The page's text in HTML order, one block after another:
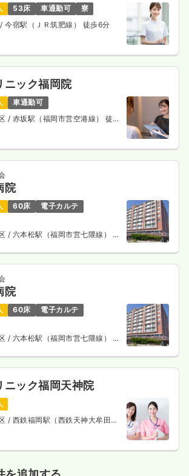
53床 車通勤可
寮
/ 今宿駅（ＪＲ筑肥線） 徒歩6分
ニック福岡院
車通勤可
/ 赤坂駅（福岡市営空港線） 徒歩
院
60床
電子カルテ
/ 六本松駅（福岡市営七隈線） 徒
院
60床
電子カルテ
/ 六本松駅（福岡市営七隈線） 徒
ニック福岡天神院
/ 西鉄福岡駅（西鉄天神大牟田